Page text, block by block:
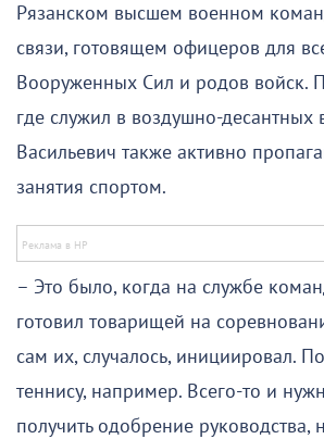
Рязанском высшем военном
связи, готовящем офицеров для
Вооруженных Сил и родов войск.
где служил в воздушно-десантных
Васильевич также активно
занятия спортом.
– Это было, когда на службе
готовил товарищей на
сам их, случалось, инициировал.
теннису, например. Всего-то и
получить одобрение руководства,